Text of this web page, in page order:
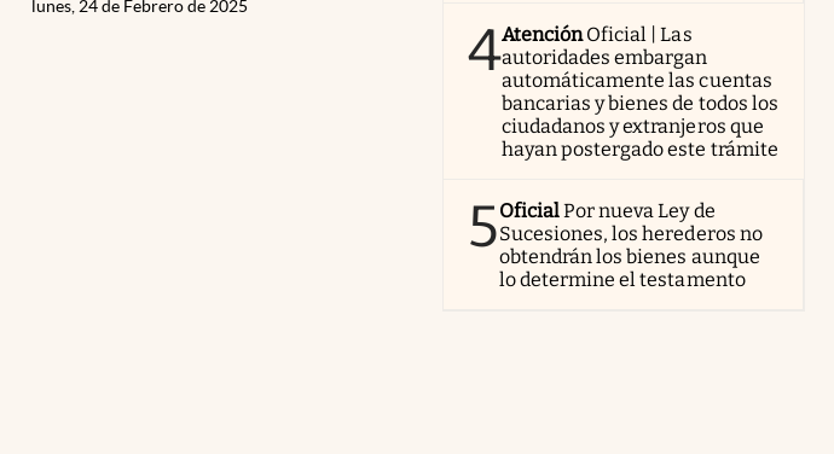
lunes, 24 de Febrero de 2025
4AtenciónOficial | Las
autoridades embargan
automáticamente las cuentas
bancarias y bienes de todos los
ciudadanos y extranjeros que
hayan postergado este trámite
5OficialPor nueva Ley de
Sucesiones, los herederos no
obtendrán los bienes aunque
lo determine el testamento